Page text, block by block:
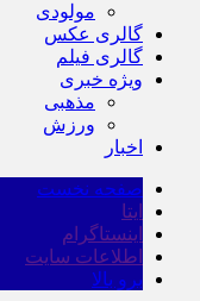
مولودی
گالری عکس
گالری فیلم
ویژه خبری
مذهبی
ورزش
اخبار
صفحه نخست
ایتا
اینستاگرام
اطلاعات سایت
برو بالا